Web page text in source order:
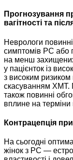
Прогнозування
вагітності та
Неврологи
симптомів РС або
на менш захищених
у пацієнток із
з високим ризиком
скасуванням ХМТ.
також повинні
вплине на
Контрацепція
На сьогодні
жінок з РС —